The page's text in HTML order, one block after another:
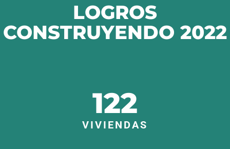
LOGROS
CONSTRUYENDO 2022
VIVIENDAS
122